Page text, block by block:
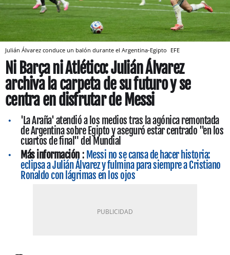
Julián Álvarez conduce un balón durante el Argentina-Egipto EFE
Ni Barça ni Atlético: Julián Álvarez
archiva la carpeta de su futuro y se
centra en disfrutar de Messi
'La Araña' atendió a los medios tras la agónica remontada
de Argentina sobre Egipto y aseguró estar centrado "en los
cuartos de final" del Mundial
Más información : Messi no se cansa de hacer historia:
eclipsa a Julián Álvarez y fulmina para siempre a Cristiano
Ronaldo con lágrimas en los ojos